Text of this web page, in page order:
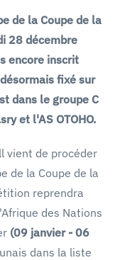
de la Coupe de la
28 décembre
encore inscrit
fixé sur
dans le groupe C
et l'AS OTOHO.
vient de procéder
de la Coupe de la
reprendra
des Nations
(09 janvier - 06
dans la liste